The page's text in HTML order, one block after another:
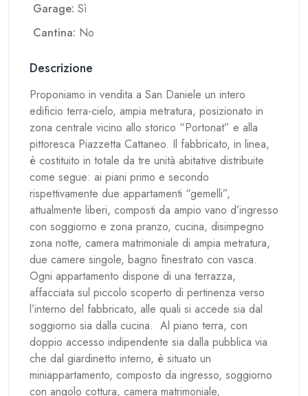
Garage: Sì
Cantina: No
Descrizione
Proponiamo in vendita a San Daniele un intero
edificio terra-cielo, ampia metratura, posizionato in
zona centrale vicino allo storico “Portonat” e alla
pittoresca Piazzetta Cattaneo. Il fabbricato, in linea,
è costituito in totale da tre unità abitative distribuite
come segue: ai piani primo e secondo
rispettivamente due appartamenti “gemelli”,
attualmente liberi, composti da ampio vano d’ingresso
con soggiorno e zona pranzo, cucina, disimpegno
zona notte, camera matrimoniale di ampia metratura,
due camere singole, bagno finestrato con vasca.
Ogni appartamento dispone di una terrazza,
affacciata sul piccolo scoperto di pertinenza verso
l’interno del fabbricato, alle quali si accede sia dal
soggiorno sia dalla cucina. Al piano terra, con
doppio accesso indipendente sia dalla pubblica via
che dal giardinetto interno, è situato un
miniappartamento, composto da ingresso, soggiorno
con angolo cottura, camera matrimoniale,